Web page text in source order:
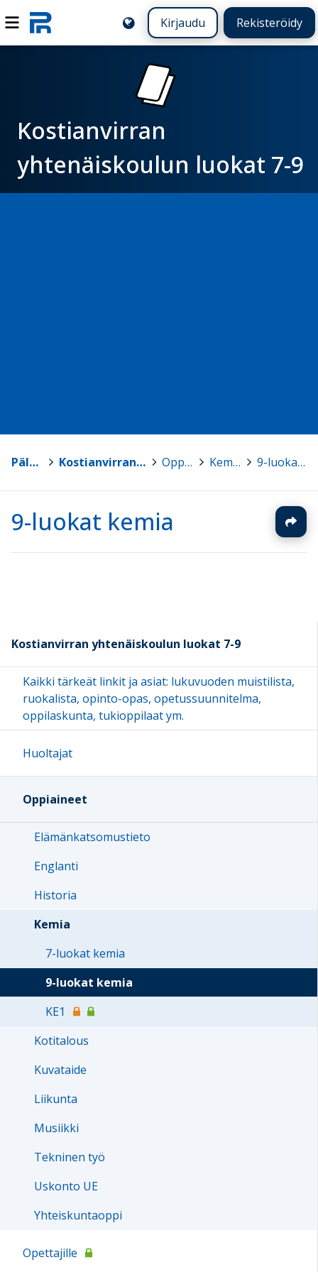
Kirjaudu Rekisteröidy
Kostianvirran
yhtenäiskoulun luokat 7-9
Pälkäne Kostianvirran yhtenäiskoulun luokat 7-9 > Oppiaineet > Kemia 9-luokat kemia
9-luokat kemia
Kostianvirran yhtenäiskoulun luokat 7-9
Kaikki tärkeät linkit ja asiat: lukuvuoden muistilista,
ruokalista, opinto-opas, opetussuunnitelma,
oppilaskunta, tukioppilaat ym.
Huoltajat
Oppiaineet
Elämänkatsomustieto
Englanti
Historia
Kemia
7-luokat kemia
9-luokat kemia
KE1
Kotitalous
Kuvataide
Liikunta
Musiikki
Tekninen työ
Uskonto UE
Yhteiskuntaoppi
Opettajille